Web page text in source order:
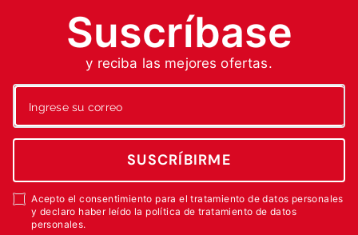
Suscríbase
y reciba las mejores ofertas.
SUSCRÍBIRME
Acepto el consentimiento para el tratamiento de datos personales
y declaro haber leído la política de tratamiento de datos
personales.